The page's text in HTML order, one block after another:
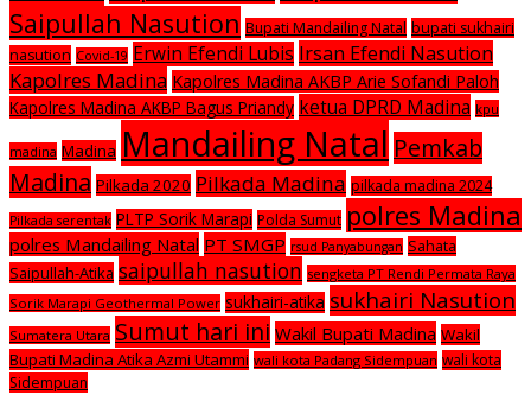
Saipullah Nasution Bupati Mandailing Natal bupati sukhairi
nasution Covid-19 Erwin Efendi Lubis Irsan Efendi Nasution
Kapolres Madina Kapolres Madina AKBP Arie Sofandi Paloh
Kapolres Madina AKBP Bagus Priandy ketua DPRD Madina kpu
madina Madina Mandailing Natal Pemkab
Madina Pilkada 2020 Pilkada Madina pilkada madina 2024
Pilkada serentak PLTP Sorik Marapi Polda Sumut polres Madina
polres Mandailing Natal PT SMGP rsud Panyabungan Sahata
Saipullah-Atika saipullah nasution sengketa PT Rendi Permata Raya
Sorik Marapi Geothermal Power sukhairi-atika sukhairi Nasution
Sumatera Utara Sumut hari ini Wakil Bupati Madina Wakil
Bupati Madina Atika Azmi Utammi wali kota Padang Sidempuan wali kota
Sidempuan